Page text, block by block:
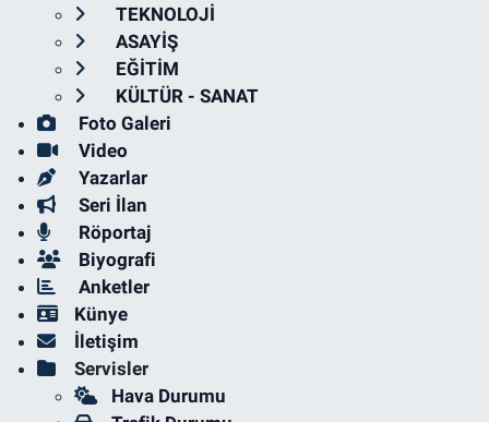
TEKNOLOJİ
ASAYİŞ
EĞİTİM
KÜLTÜR - SANAT
Foto Galeri
Video
Yazarlar
Seri İlan
Röportaj
Biyografi
Anketler
Künye
İletişim
Servisler
Hava Durumu